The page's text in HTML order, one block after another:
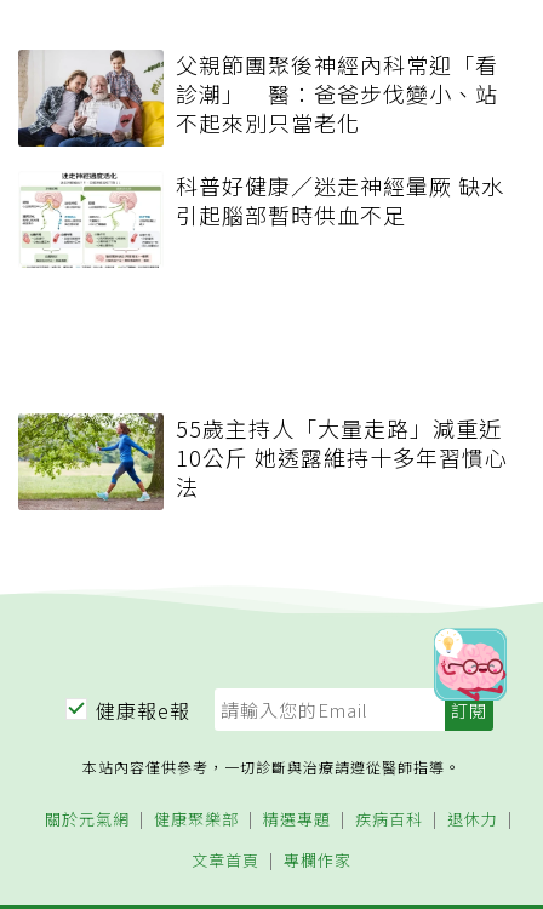
父親節團聚後神經內科常迎「看
診潮」 醫：爸爸步伐變小、站
不起來別只當老化
科普好健康／迷走神經暈厥 缺水
引起腦部暫時供血不足
55歲主持人「大量走路」減重近
10公斤 她透露維持十多年習慣心
法
健康報e報
本站內容僅供參考，一切診斷與治療請遵從醫師指導。
關於元氣網 健康聚樂部 精選專題 疾病百科
退休力
文章首頁
專欄作家